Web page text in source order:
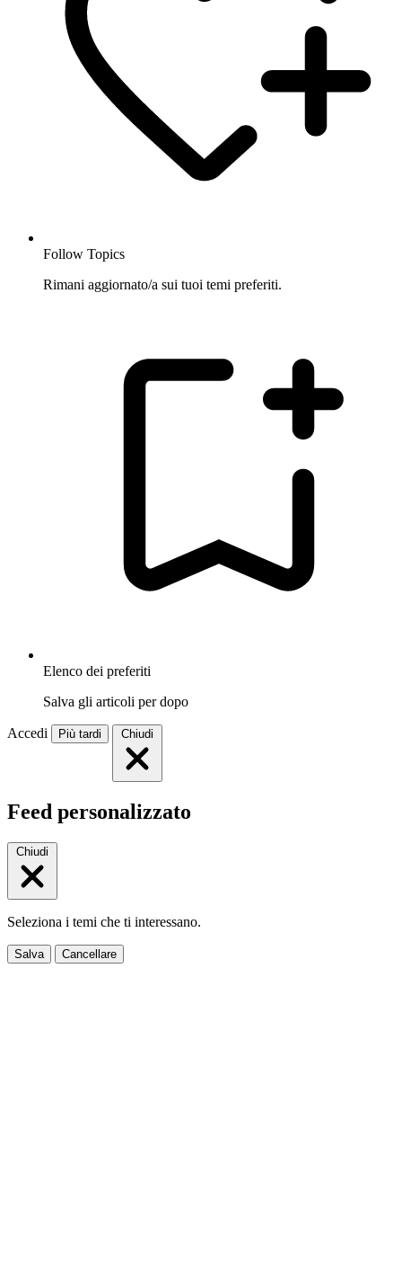
Follow Topics
Rimani aggiornato/a sui tuoi temi preferiti.
Elenco dei preferiti
Salva gli articoli per dopo
Accedi Più tardi Chiudi
Feed personalizzato
Chiudi
Seleziona i temi che ti interessano.
Salva Cancellare